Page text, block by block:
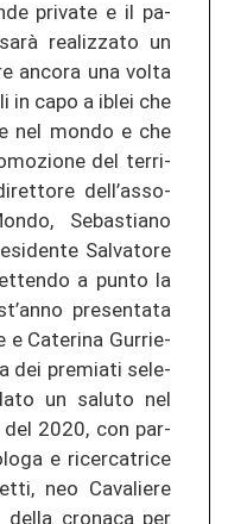
pri­va­te e il pa­
re­a­li­z­za­to un
an­co­ra una volta
in capo a iblei che
nel mondo e che
del ter­ri­
dell’as­so­
Se­bas­tia­no
Sal­va­to­re
a punto la
pre­sen­ta­ta
e Ca­te­ri­na Gur­rie­
dei pre­mia­ti se­le­
un sa­lu­to nel
del 2020, con par­
e ri­cer­ca­tri­ce
neo Cav­a­lie­re
della cro­na­ca per